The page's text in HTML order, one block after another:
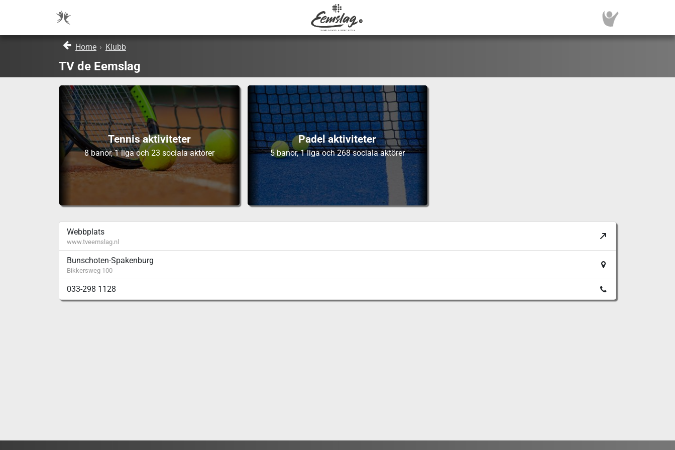
Home › Klubb
TV de Eemslag
Tennis aktiviteter
8 banor, 1 liga och 23 sociala aktörer
Padel aktiviteter
5 banor, 1 liga och 268 sociala aktörer
Webbplats
www.tveemslag.nl
Bunschoten-Spakenburg
Bikkersweg 100
033-298 1128